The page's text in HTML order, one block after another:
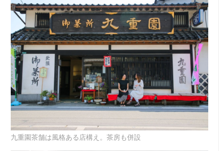
九重園茶舗は風格ある店構え。茶房も併設